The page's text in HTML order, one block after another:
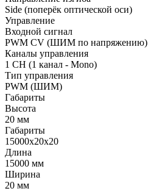
Side (поперёк оптической оси)
Управление
Входной сигнал
PWM СV (ШИМ по напряжению)
Каналы управления
1 CH (1 канал - Mono)
Тип управления
PWM (ШИМ)
Габариты
Высота
20 мм
Габариты
15000x20x20
Длина
15000 мм
Ширина
20 мм